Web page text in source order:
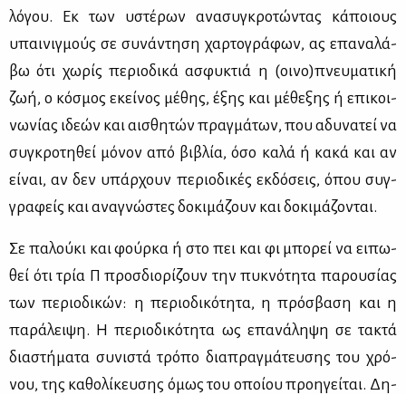
λό­γου. Εκ των υστέ­ρων ανα­συ­γκρο­τώ­ντας κά­ποιους
υπαι­νιγ­μούς σε συ­νά­ντη­ση χαρ­το­γρά­φων, ας επα­να­λά­
βω ότι χω­ρίς πε­ριο­δι­κά ασφυ­κτιά η (οι­νο)πνευ­μα­τι­κή
ζωή, ο κό­σμος εκεί­νος μέ­θης, έξης και μέ­θε­ξης ή επι­κοι­
νω­νί­ας ιδε­ών και αι­σθη­τών πραγ­μά­των, που αδυ­να­τεί να
συ­γκρο­τη­θεί μό­νον από βι­βλία, όσο κα­λά ή κα­κά και αν
εί­ναι, αν δεν υπάρ­χουν πε­ριο­δι­κές εκ­δό­σεις, όπου συγ­
γρα­φείς και ανα­γνώ­στες δο­κι­μά­ζουν και δο­κι­μά­ζο­νται.
Σε πα­λού­κι και φούρ­κα ή στο πει και φι μπο­ρεί να ει­πω­
θεί ότι τρία Π προσ­διο­ρί­ζουν την πυ­κνό­τη­τα πα­ρου­σί­ας
των πε­ριο­δι­κών: η πε­ριο­δι­κό­τη­τα, η πρό­σβα­ση και η
πα­ρά­λει­ψη. Η πε­ριο­δι­κό­τη­τα ως επα­νά­λη­ψη σε τα­κτά
δια­στή­μα­τα συ­νι­στά τρό­πο δια­πραγ­μά­τευ­σης του χρό­
νου, της κα­θο­λί­κευ­σης όμως του οποί­ου προη­γεί­ται. Δη­